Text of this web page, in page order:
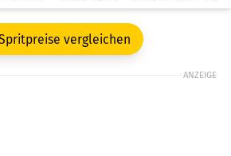
vergleichen
ANZEIGE